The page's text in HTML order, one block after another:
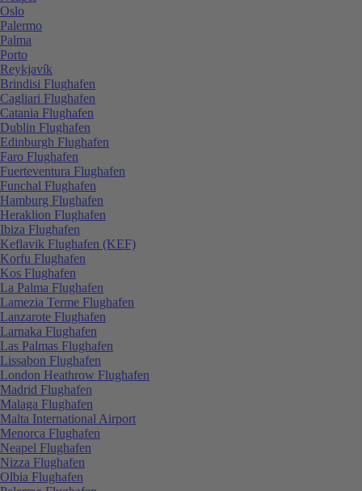
Oslo
Palermo
Palma
Porto
Reykjavík
Brindisi Flughafen
Cagliari Flughafen
Catania Flughafen
Dublin Flughafen
Edinburgh Flughafen
Faro Flughafen
Fuerteventura Flughafen
Funchal Flughafen
Hamburg Flughafen
Heraklion Flughafen
Ibiza Flughafen
Keflavik Flughafen (KEF)
Korfu Flughafen
Kos Flughafen
La Palma Flughafen
Lamezia Terme Flughafen
Lanzarote Flughafen
Larnaka Flughafen
Las Palmas Flughafen
Lissabon Flughafen
London Heathrow Flughafen
Madrid Flughafen
Malaga Flughafen
Malta International Airport
Menorca Flughafen
Neapel Flughafen
Nizza Flughafen
Olbia Flughafen